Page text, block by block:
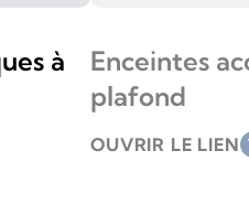
à
Enceintes
plafond
OUVRIR LE LIEN